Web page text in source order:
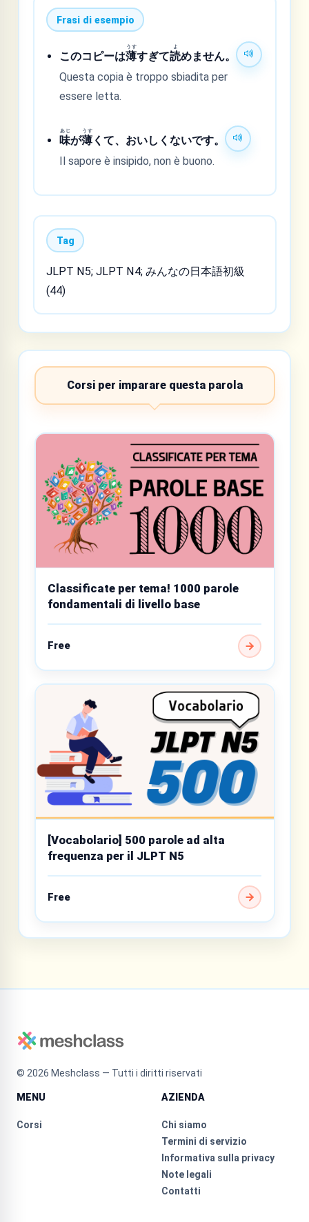
Frasi di esempio
このコピーは薄
うす
すぎて読
よ
めません。
Questa copia è troppo sbiadita per
essere letta.
味
あじ
が薄
うす
くて、おいしくないです。
Il sapore è insipido, non è buono.
Tag
JLPT N5; JLPT N4; みんなの日本語初級
(44)
Corsi per imparare questa parola
Classificate per tema! 1000 parole
fondamentali di livello base
Free
[Vocabolario] 500 parole ad alta
frequenza per il JLPT N5
Free
© 2026 Meshclass — Tutti i diritti riservati
MENU
Corsi
AZIENDA
Chi siamo
Termini di servizio
Informativa sulla privacy
Note legali
Contatti